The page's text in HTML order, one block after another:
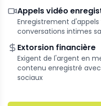
Appels vidéo
Enregistrement
conversations intimes
Extorsion financière
Exigent de l'argent en
contenu enregistré
sociaux